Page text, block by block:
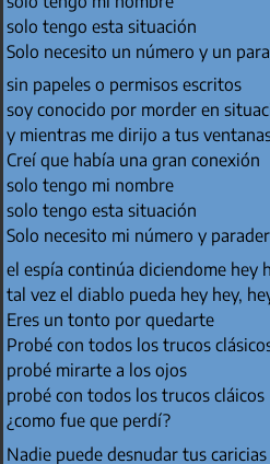
solo tengo esta situación
Solo necesito un número y un
sin papeles o permisos escritos
soy conocido por morder en
y mientras me dirijo a tus
Creí que había una gran conexión
solo tengo mi nombre
solo tengo esta situación
Solo necesito mi número y
el espía continúa diciendome hey
tal vez el diablo pueda hey hey,
Eres un tonto por quedarte
Probé con todos los trucos
probé mirarte a los ojos
probé con todos los trucos cláicos
¿como fue que perdí?
Nadie puede desnudar tus